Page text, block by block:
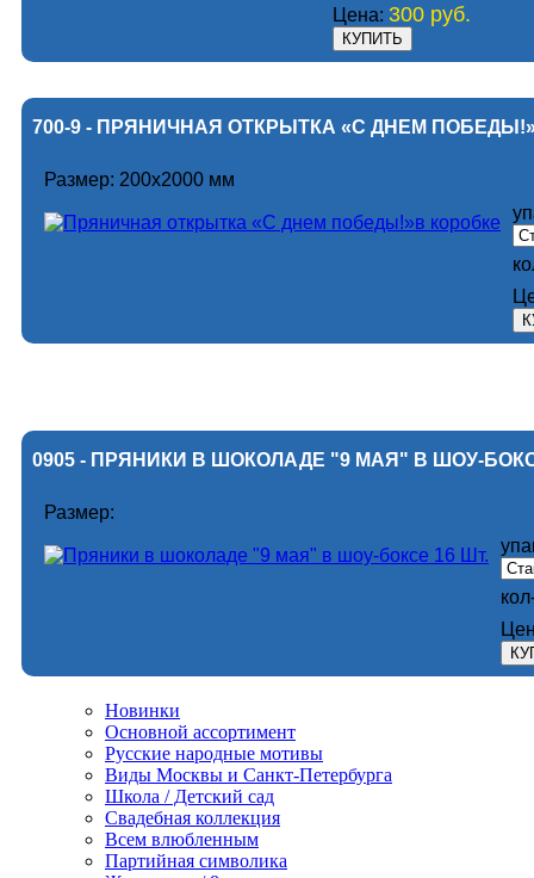
Цена: 300 руб.
700-9 - ПРЯНИЧНАЯ ОТКРЫТКА «С ДНЕМ
Размер: 200х2000 мм
0905 - ПРЯНИКИ В ШОКОЛАДЕ "9 МАЯ" В ШОУ-
Размер:
Новинки
Основной ассортимент
Русские народные мотивы
Виды Москвы и Санкт-Петербурга
Школа / Детский сад
Свадебная коллекция
Всем влюбленным
Партийная символика